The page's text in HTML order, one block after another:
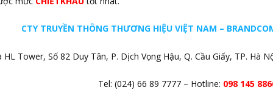
CTY TRUYỀN THÔNG THƯƠNG HIỆU VIỆT NAM –
Tower, Số 82 Duy Tân, P. Dịch Vọng Hậu, Q. Cầu Giấy, TP. Hà
Tel: (024) 66 89 7777 – Hotline: 098 145